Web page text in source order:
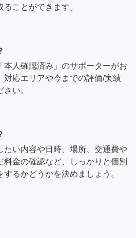
ことができます。
本人確認済み」のサポーターがお
対応エリアや今までの評価/実績
い。
たい内容や日時、場所、交通費や
金の確認など、しっかりと個別
るかどうかを決めましょう。